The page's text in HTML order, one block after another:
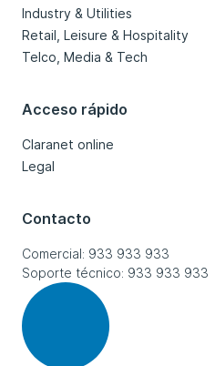
Industry & Utilities
Retail, Leisure & Hospitality
Telco, Media & Tech
Acceso rápido
Claranet online
Legal
Contacto
Comercial: 933 933 933
Soporte técnico: 933 933 933